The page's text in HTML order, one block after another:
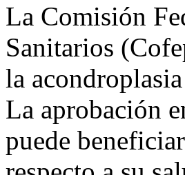
La Comisión
Sanitarios
la
La aprobación
puede